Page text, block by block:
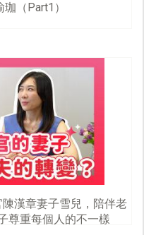
（Part1）
漢章妻子雪兒，陪伴老
尊重每個人的不一樣